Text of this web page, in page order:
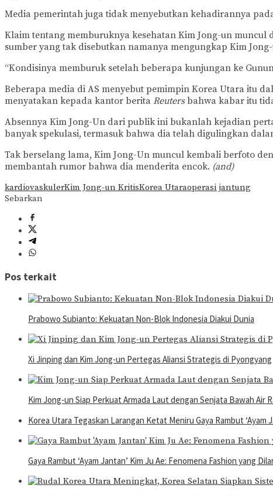
Media pemerintah juga tidak menyebutkan kehadirannya
Klaim tentang memburuknya kesehatan Kim Jong-un
sumber yang tak disebutkan namanya mengungkap Kim
“Kondisinya memburuk setelah beberapa kunjungan ke
Beberapa media di AS menyebut pemimpin Korea Utara itu
menyatakan kepada kantor berita Reutersbahwa kabar itu
Absennya Kim Jong-Un dari publik ini bukanlah kejadian
banyak spekulasi, termasuk bahwa dia telah digulingkan
Tak berselang lama, Kim Jong-Un muncul kembali berfoto
membantah rumor bahwa dia menderita encok. (and)
kardiovaskulerKim Jong-un KritisKorea Utaraoperasi jantung
Sebarkan
Pos terkait
Prabowo Subianto: Kekuatan Non-Blok Indonesia Diakui Dunia
Xi Jinping dan Kim Jong-un Pertegas Aliansi Strategis di Pyongyang
Kim Jong-un Siap Perkuat Armada Laut dengan Senjata Bawah Air
Korea Utara Tegaskan Larangan Ketat Meniru Gaya Rambut ‘Ayam
Gaya Rambut ‘Ayam Jantan’ Kim Ju Ae: Fenomena Fashion yang